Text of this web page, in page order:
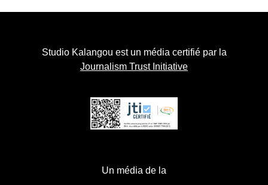
Studio Kalangou est un média certifié par la
Journalism Trust Initiative
Un média de la